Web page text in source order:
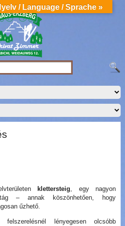
klettersteig, egy nagyon
– annak köszönhetően, hogy
űzhető.
lényegesen olcsóbb
/ Language / Sprache »